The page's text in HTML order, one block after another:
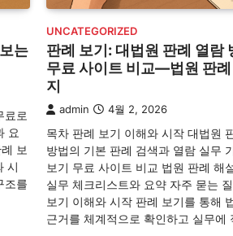
는
료로
요
보
시
조를
UNCATEGORIZED
판례 보기: 대법원 판례 열람
무료 사이트 비교—법원 판
지
admin 4월 2, 2026
목차 판례 보기 이해와 시작 대법원
방법의 기본 판례 검색과 열람 실무
보기 무료 사이트 비교 법원 판례 해
실무 체크리스트와 요약 자주 묻는
보기 이해와 시작 판례 보기를 통해
근거를 체계적으로 확인하고 실무에